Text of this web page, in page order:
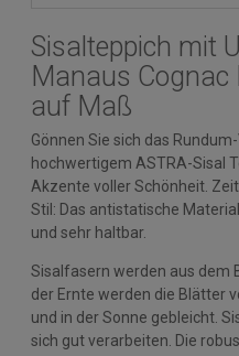
Sisalteppich mit
Manaus
auf Maß
Gönnen Sie sich das
hochwertigem ASTRA-Sisal
Akzente voller Schönheit.
Stil: Das antistatische
und sehr haltbar.
Sisalfasern werden aus dem
der Ernte werden die Blätter
und in der Sonne gebleicht.
sich gut verarbeiten. Die